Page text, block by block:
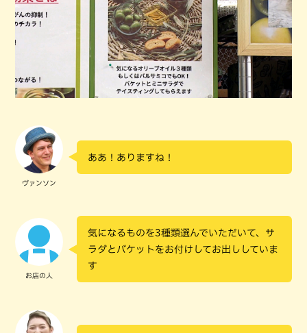
ヴァンソン
ああ！ありますね！
お店の人
気になるものを3種類選んでいただいて、サ
ラダとバケットをお付けしてお出ししていま
す